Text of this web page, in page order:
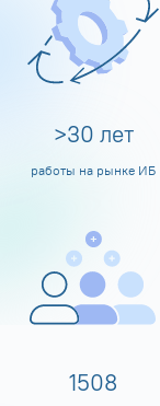
>30 лет
работы на рынке ИБ
1600